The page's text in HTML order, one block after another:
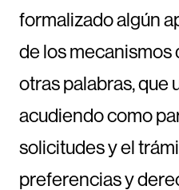
formalizado algún
de los mecanismos
otras palabras, que
acudiendo como
solicitudes y el
preferencias y